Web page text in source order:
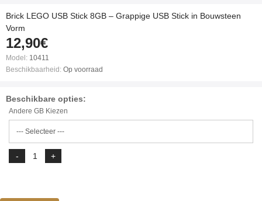
Brick LEGO USB Stick 8GB – Grappige USB Stick in Bouwsteen
Vorm
12,90€
Model: 10411
Beschikbaarheid: Op voorraad
Beschikbare opties:
Andere GB Kiezen